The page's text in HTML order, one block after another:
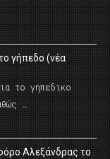
γήπεδο (νέα
το γηπεδικο
…
Αλεξάνδρας το